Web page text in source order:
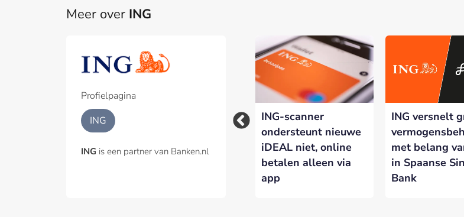
Meer over ING
Profielpagina
ING
ING is een partner van Banken.nl
Belfius, Rabobank en
van Nederland, vier
ING-scanner
ondersteunt nieuwe
iDEAL niet, online
betalen alleen via
app
ING versnelt
met belang
in Spaanse
Bank